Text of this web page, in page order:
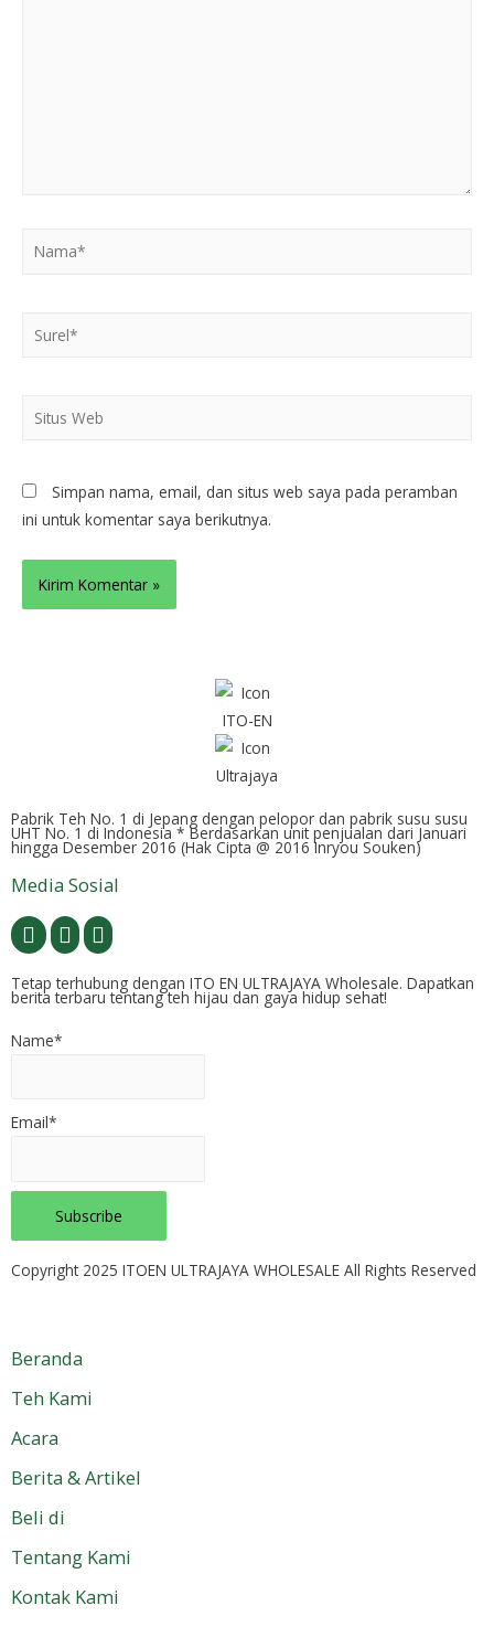
Simpan nama, email, dan situs web saya pada peramban
ini untuk komentar saya berikutnya.
Pabrik Teh No. 1 di Jepang dengan pelopor dan pabrik susu susu
UHT No. 1 di Indonesia * Berdasarkan unit penjualan dari Januari
hingga Desember 2016 (Hak Cipta @ 2016 Inryou Souken)
Media Sosial
Tetap terhubung dengan ITO EN ULTRAJAYA Wholesale. Dapatkan
berita terbaru tentang teh hijau dan gaya hidup sehat!
Name*
Email*
Copyright 2025 ITOEN ULTRAJAYA WHOLESALE All Rights Reserved
Beranda
Teh Kami
Acara
Berita & Artikel
Beli di
Tentang Kami
Kontak Kami